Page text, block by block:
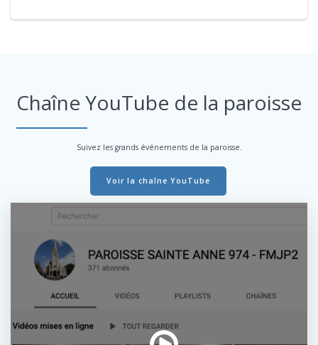
Chaîne YouTube de la paroisse
Suivez les grands événements de la paroisse.
Voir la chaîne YouTube